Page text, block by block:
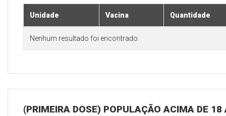
Unidade Vacina Quantidade
Nenhum resultado foi encontrado.
(PRIMEIRA DOSE) POPULAÇÃO ACIMA DE 18